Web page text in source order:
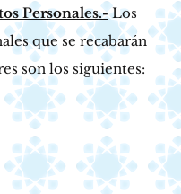
Personales.-Los
que se recabarán
son los siguientes: